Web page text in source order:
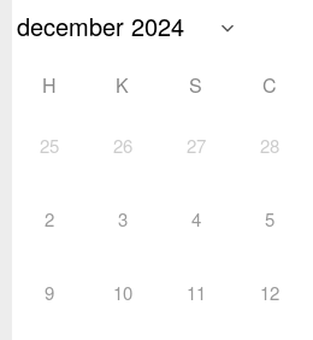
H K S C
25 26 27 28
2 3 4 5
9 10 11 12